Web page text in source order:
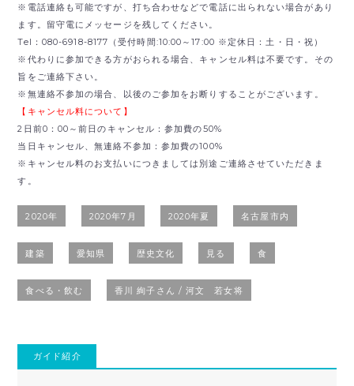
※電話連絡も可能ですが、打ち合わせなどで電話に出られない場合があり
ます。留守電にメッセージを残してください。
Tel：080-6918-8177（受付時間:10:00～17:00 ※定休日：土・日・祝）
※代わりに参加できる方がおられる場合、キャンセル料は不要です。その
旨をご連絡下さい。
※無連絡不参加の場合、以後のご参加をお断りすることがございます。
【キャンセル料について】
2日前0：00～前日のキャンセル：参加費の50%
当日キャンセル、無連絡不参加：参加費の100%
※キャンセル料のお支払いにつきましては別途ご連絡させていただきま
す。
2020年 2020年7月 2020年夏 名古屋市内
建築 愛知県 歴史文化 見る 食
食べる・飲む 香川 絢子さん / 河文 若女将
ガイド紹介